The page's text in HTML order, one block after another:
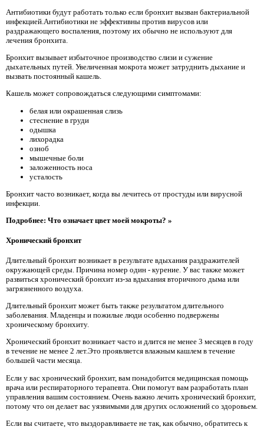
Антибиотики будут работать только если бронхит вызван бактериальной
инфекцией.Антибиотики не эффективны против вирусов или
раздражающего воспаления, поэтому их обычно не используют для
лечения бронхита.
Бронхит вызывает избыточное производство слизи и сужение
дыхательных путей. Увеличенная мокрота может затруднить дыхание и
вызвать постоянный кашель.
Кашель может сопровождаться следующими симптомами:
белая или окрашенная слизь
стеснение в груди
одышка
лихорадка
озноб
мышечные боли
заложенность носа
усталость
Бронхит часто возникает, когда вы лечитесь от простуды или вирусной
инфекции.
Подробнее: Что означает цвет моей мокроты? »
Хронический бронхит
Длительный бронхит возникает в результате вдыхания раздражителей
окружающей среды. Причина номер один - курение. У вас также может
развиться хронический бронхит из-за вдыхания вторичного дыма или
загрязненного воздуха.
Длительный бронхит может быть также результатом длительного
заболевания. Младенцы и пожилые люди особенно подвержены
хроническому бронхиту.
Хронический бронхит возникает часто и длится не менее 3 месяцев в году
в течение не менее 2 лет.Это проявляется влажным кашлем в течение
большей части месяца.
Если у вас хронический бронхит, вам понадобится медицинская помощь
врача или респираторного терапевта. Они помогут вам разработать план
управления вашим состоянием. Очень важно лечить хронический бронхит,
потому что он делает вас уязвимыми для других осложнений со здоровьем.
Если вы считаете, что выздоравливаете не так, как обычно, обратитесь к